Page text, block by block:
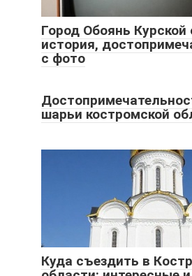
Город Обоянь Курской
история,
с фото
шарьи костромской
Куда съездить в